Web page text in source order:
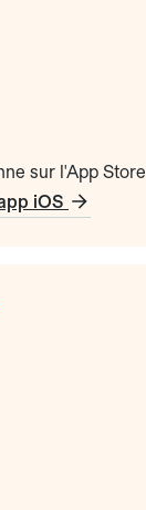
sur l'App Store
iOS